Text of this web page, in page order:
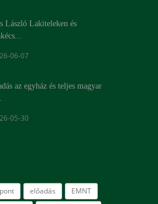
László Lakiteleken és
06-07
az egyház és teljes magyar
05-30
előadás EMNT